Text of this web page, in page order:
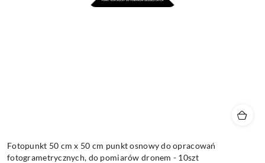
Fotopunkt 50 cm x 50 cm punkt osnowy do opracowań
fotogrametrycznych, do pomiarów dronem - 10szt